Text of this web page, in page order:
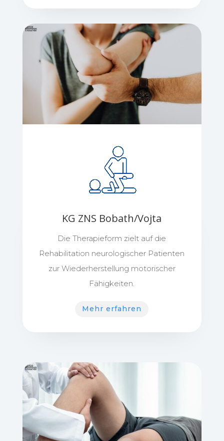
KG ZNS Bobath/Vojta
Die Therapieform zielt auf die
Rehabilitation neurologischer Patienten
zur Wiederherstellung motorischer
Fähigkeiten.
Mehr erfahren